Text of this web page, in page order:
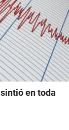
en toda